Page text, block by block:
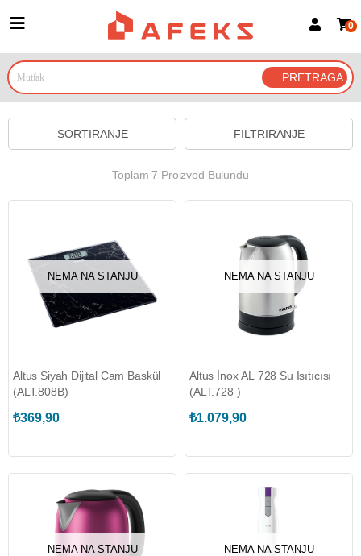
Prijava za članove
Prijavite se Google nalogom
0
FILTRIRANJE
SORTIRANJE
Toplam 7 Proizvod Bulundu
NEMA NA STANJU
Altus Siyah Dijital Cam Baskül
(ALT.808B)
₺369,90
NEMA NA STANJU
Altus İnox AL 728 Su Isıtıcısı
(ALT.728 )
₺1.079,90
NEMA NA STANJU NEMA NA STANJU